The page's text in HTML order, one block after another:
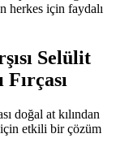
herkes için faydalı
Selülit
doğal at kılından
etkili bir çözüm